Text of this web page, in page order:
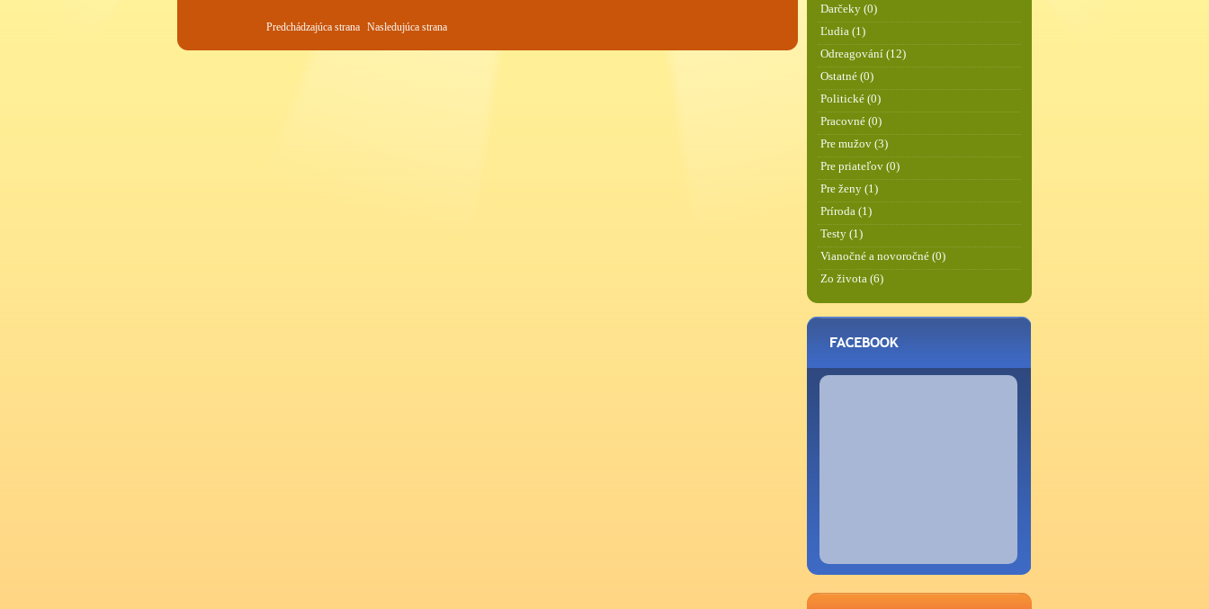
Predchádzajúca strana Nasledujúca strana
Darčeky (0)
Ľudia (1)
Odreagování (12)
Ostatné (0)
Politické (0)
Pracovné (0)
Pre mužov (3)
Pre priateľov (0)
Pre ženy (1)
Príroda (1)
Testy (1)
Vianočné a novoročné (0)
Zo života (6)